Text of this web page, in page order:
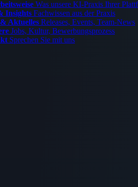
Was unsere KI-Praxis Ihrer
Insights Fachwissen aus der Praxis
Aktuelles Releases, Events, Team-News
Jobs, Kultur, Bewerbungsprozess
Sprechen Sie mit uns